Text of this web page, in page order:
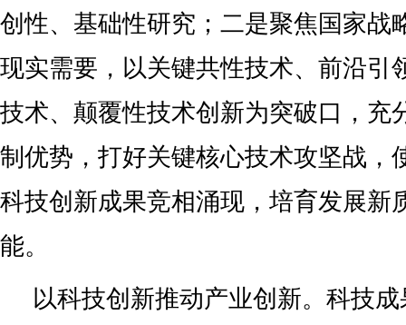
创性、基础性研究；二是聚焦国家战
现实需要，以关键共性技术、前沿引
技术、颠覆性技术创新为突破口，充
制优势，打好关键核心技术攻坚战，
科技创新成果竞相涌现，培育发展新
能。
以科技创新推动产业创新。科技